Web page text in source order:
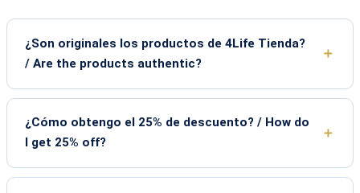
¿Son originales los productos de 4Life Tienda?
/ Are the products authentic?
¿Cómo obtengo el 25% de descuento? / How do
I get 25% off?